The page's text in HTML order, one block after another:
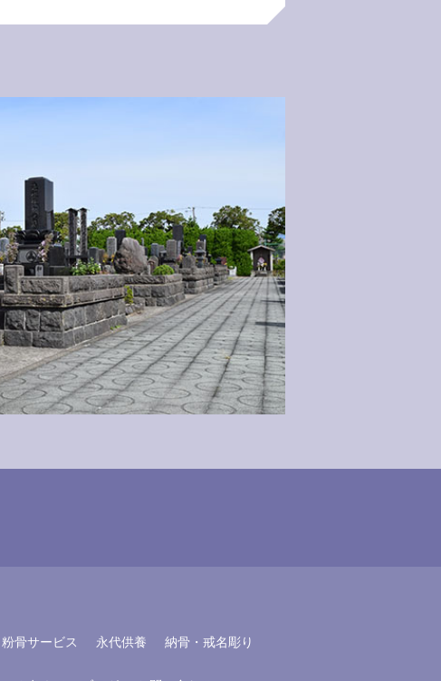
粉骨サービス 永代供養 納骨・戒名彫り